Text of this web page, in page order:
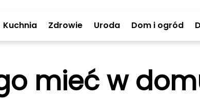
Kuchnia Zdrowie Uroda Dom i ogród
mieć w